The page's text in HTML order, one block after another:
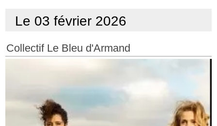
Le 03 février 2026
Collectif Le Bleu d'Armand